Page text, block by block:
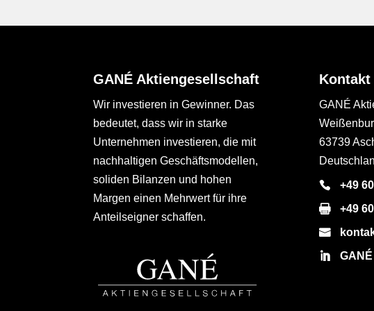
GANÉ Aktiengesellschaft
Wir investieren in Gewinner. Das
bedeutet, dass wir in starke
Unternehmen investieren, die mit
nachhaltigen Geschäftsmodellen,
soliden Bilanzen und hohen
Margen einen Mehrwert für ihre
Anteilseigner schaffen.
Kontakt
GANÉ
63739
+49
+49